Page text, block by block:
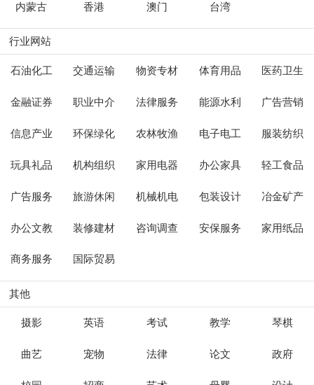
内蒙古 香港 澳门 台湾
行业网站
石油化工 交通运输 物资专材 体育用品 医药卫生
金融证券 职业中介 法律服务 能源水利 广告营销
信息产业 环保绿化 农林牧渔 电子电工 服装纺织
玩具礼品 机构组织 家用电器 办公家具 轻工食品
广告服务 旅游休闲 机械机电 包装设计 冶金矿产
办公文教 装修建材 咨询调查 安保服务 家用纸品
商务服务 国际贸易
其他
摄影 英语 考试 教学 琴棋
曲艺 宠物 法律 论文 政府